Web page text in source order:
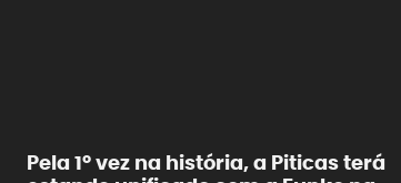
Pela 1º vez na história, a Piticas terá